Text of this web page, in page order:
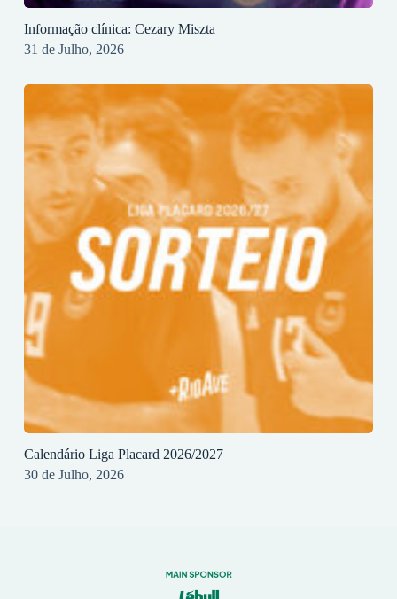
Informação clínica: Cezary Miszta
31 de Julho, 2026
Calendário Liga Placard 2026/2027
30 de Julho, 2026